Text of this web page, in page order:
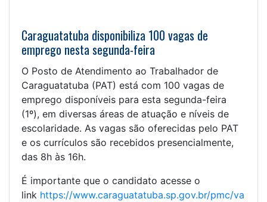
Caraguatatuba disponibiliza 100 vagas de
emprego nesta segunda-feira
O Posto de Atendimento ao Trabalhador de
Caraguatatuba (PAT) está com 100 vagas de
emprego disponíveis para esta segunda-feira
(1º), em diversas áreas de atuação e níveis de
escolaridade. As vagas são oferecidas pelo PAT
e os currículos são recebidos presencialmente,
das 8h às 16h.
É importante que o candidato acesse o
link https://www.caraguatatuba.sp.gov.br/pmc/va